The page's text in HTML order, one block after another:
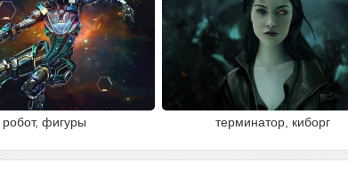
робот, фигуры терминатор, киборг